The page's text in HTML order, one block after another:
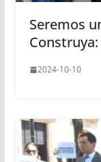
Seremos
2024-10-10